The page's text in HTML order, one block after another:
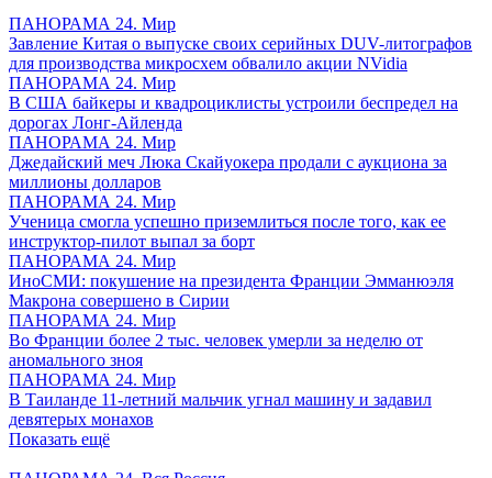
ПАНОРАМА 24. Мир
Завление Китая о выпуске своих серийных DUV-литографов
для производства микросхем обвалило акции NVidia
ПАНОРАМА 24. Мир
В США байкеры и квадроциклисты устроили беспредел на
дорогах Лонг-Айленда
ПАНОРАМА 24. Мир
Джедайский меч Люка Скайуокера продали с аукциона за
миллионы долларов
ПАНОРАМА 24. Мир
Ученица смогла успешно приземлиться после того, как ее
инструктор-пилот выпал за борт
ПАНОРАМА 24. Мир
ИноСМИ: покушение на президента Франции Эмманюэля
Макрона совершено в Сирии
ПАНОРАМА 24. Мир
Во Франции более 2 тыс. человек умерли за неделю от
аномального зноя
ПАНОРАМА 24. Мир
В Таиланде 11-летний мальчик угнал машину и задавил
девятерых монахов
Показать ещё